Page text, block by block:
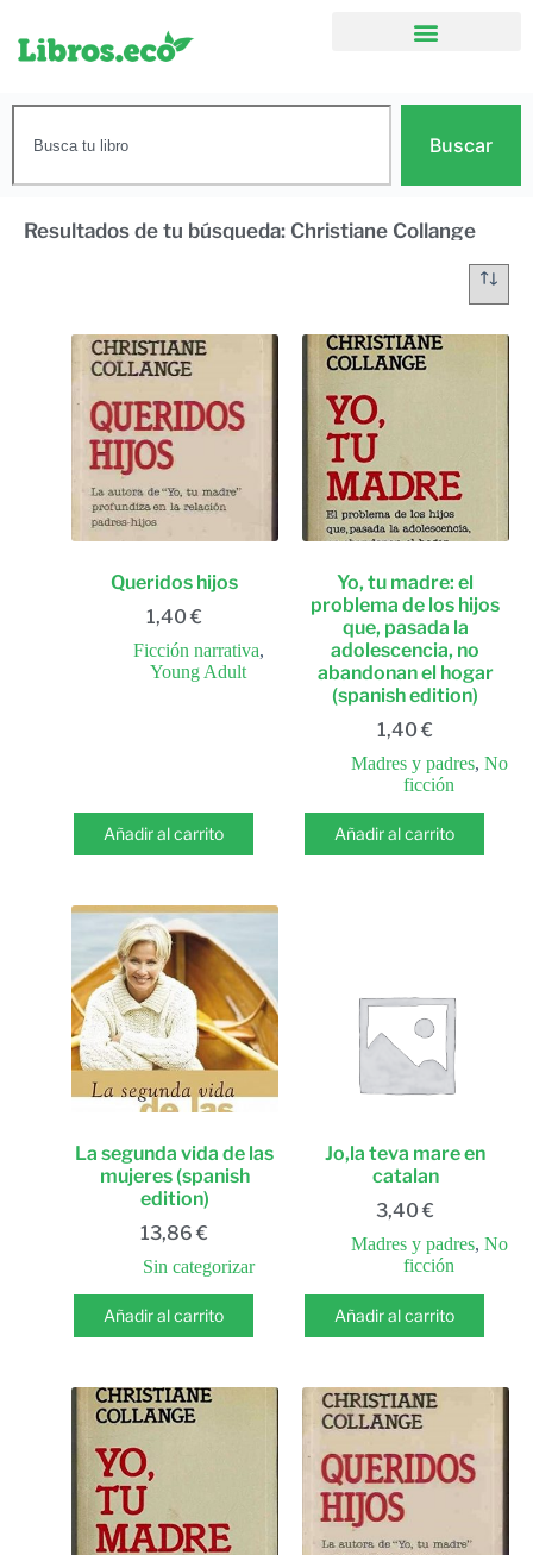
Buscar
Resultados de tu búsqueda: Christiane Collange
Queridos hijos
1,40€
Ficción narrativa,
Young Adult
Añadir al carrito
Yo, tu madre: el
problema de los hijos
que, pasada la
adolescencia, no
abandonan el hogar
(spanish edition)
1,40€
Madres y padres, No
ficción
Añadir al carrito
La segunda vida de las
mujeres (spanish
edition)
13,86€
Sin categorizar
Añadir al carrito
Jo,la teva mare en
catalan
3,40€
Madres y padres, No
ficción
Añadir al carrito